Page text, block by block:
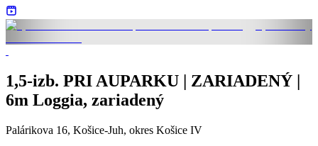
1,5-izb. PRI AUPARKU | ZARIADENÝ |
6m Loggia, zariadený
Palárikova 16, Košice-Juh, okres Košice IV